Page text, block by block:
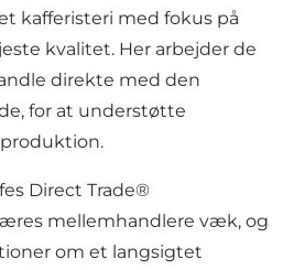
kafferisteri med fokus på
kvalitet. Her arbejder de
direkte med den
for at understøtte
Direct Trade®
mellemhandlere væk, og
om et langsigtet